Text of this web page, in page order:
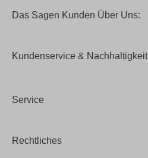
Das Sagen Kunden Über Uns:
Kundenservice & Nachhaltigkeit
Service
Rechtliches